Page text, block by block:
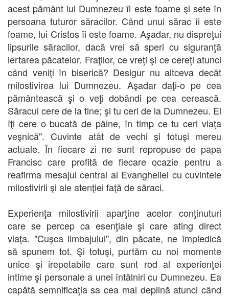
acest pământ lui Dumnezeu îi este foame şi sete în
persoana tuturor săracilor. Când unui sărac îi este
foame, lui Cristos îi este foame. Aşadar, nu dispreţui
lipsurile săracilor, dacă vrei să speri cu siguranţă
iertarea păcatelor. Fraţilor, ce vreţi şi ce cereţi atunci
când veniţi în biserică? Desigur nu altceva decât
milostivirea lui Dumnezeu. Aşadar daţi-o pe cea
pământească şi o veţi dobândi pe cea cerească.
Săracul cere de la tine; şi tu ceri de la Dumnezeu. El
îţi cere o bucată de pâine, în timp ce tu ceri viaţa
veşnică". Cuvinte atât de vechi şi totuşi mereu
actuale. În fiecare zi ne sunt repropuse de papa
Francisc care profită de fiecare ocazie pentru a
reafirma mesajul central al Evangheliei cu cuvintele
milostivirii şi ale atenţiei faţă de săraci.
Experienţa milostivirii aparţine acelor conţinuturi
care se percep ca esenţiale şi care ating direct
viaţa. "Cuşca limbajului", din păcate, ne împiedică
să spunem tot. Şi totuşi, purtăm cu noi momente
unice şi irepetabile care sunt rod al experienţei
intime şi personale a unei întâlniri cu Dumnezeu. Ea
capătă semnificaţia sa cea mai deplină atunci când